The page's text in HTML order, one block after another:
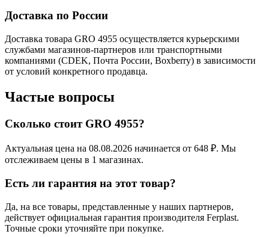
Доставка по России
Доставка товара GRO 4955 осуществляется курьерскими
службами магазинов-партнеров или транспортными
компаниями (CDEK, Почта России, Boxberry) в зависимости
от условий конкретного продавца.
Частые вопросы
Сколько стоит GRO 4955?
Актуальная цена на 08.08.2026 начинается от 648 ₽. Мы
отслеживаем цены в 1 магазинах.
Есть ли гарантия на этот товар?
Да, на все товары, представленные у наших партнеров,
действует официальная гарантия производителя Ferplast.
Точные сроки уточняйте при покупке.